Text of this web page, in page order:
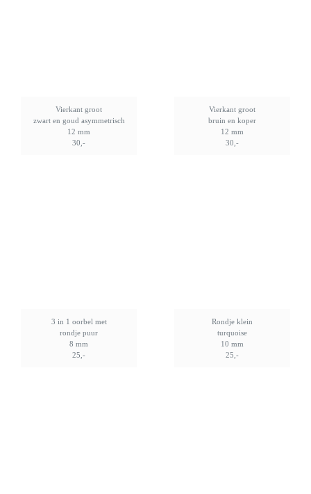
Vierkant groot
zwart en goud asymmetrisch
12 mm
30,-
Vierkant groot
bruin en koper
12 mm
30,-
3 in 1 oorbel met
rondje puur
8 mm
25,-
Rondje klein
turquoise
10 mm
25,-